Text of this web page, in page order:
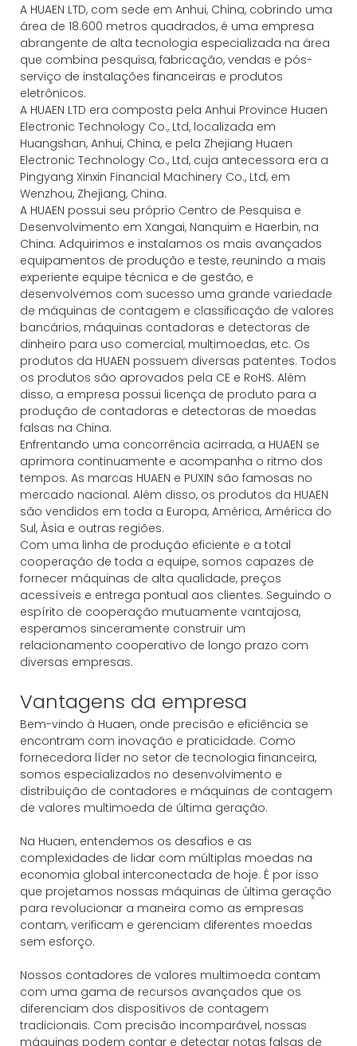
A HUAEN LTD, com sede em Anhui, China, cobrindo uma
área de 18.600 metros quadrados, é uma empresa
abrangente de alta tecnologia especializada na área
que combina pesquisa, fabricação, vendas e pós-
serviço de instalações financeiras e produtos
eletrônicos.
A HUAEN LTD era composta pela Anhui Province Huaen
Electronic Technology Co., Ltd, localizada em
Huangshan, Anhui, China, e pela Zhejiang Huaen
Electronic Technology Co., Ltd, cuja antecessora era a
Pingyang Xinxin Financial Machinery Co., Ltd, em
Wenzhou, Zhejiang, China.
A HUAEN possui seu próprio Centro de Pesquisa e
Desenvolvimento em Xangai, Nanquim e Haerbin, na
China. Adquirimos e instalamos os mais avançados
equipamentos de produção e teste, reunindo a mais
experiente equipe técnica e de gestão, e
desenvolvemos com sucesso uma grande variedade
de máquinas de contagem e classificação de valores
bancários, máquinas contadoras e detectoras de
dinheiro para uso comercial, multimoedas, etc. Os
produtos da HUAEN possuem diversas patentes. Todos
os produtos são aprovados pela CE e RoHS. Além
disso, a empresa possui licença de produto para a
produção de contadoras e detectoras de moedas
falsas na China.
Enfrentando uma concorrência acirrada, a HUAEN se
aprimora continuamente e acompanha o ritmo dos
tempos. As marcas HUAEN e PUXIN são famosas no
mercado nacional. Além disso, os produtos da HUAEN
são vendidos em toda a Europa, América, América do
Sul, Ásia e outras regiões.
Com uma linha de produção eficiente e a total
cooperação de toda a equipe, somos capazes de
fornecer máquinas de alta qualidade, preços
acessíveis e entrega pontual aos clientes. Seguindo o
espírito de cooperação mutuamente vantajosa,
esperamos sinceramente construir um
relacionamento cooperativo de longo prazo com
diversas empresas.
Vantagens da empresa
Bem-vindo à Huaen, onde precisão e eficiência se
encontram com inovação e praticidade. Como
fornecedora líder no setor de tecnologia financeira,
somos especializados no desenvolvimento e
distribuição de contadores e máquinas de contagem
de valores multimoeda de última geração.
Na Huaen, entendemos os desafios e as
complexidades de lidar com múltiplas moedas na
economia global interconectada de hoje. É por isso
que projetamos nossas máquinas de última geração
para revolucionar a maneira como as empresas
contam, verificam e gerenciam diferentes moedas
sem esforço.
Nossos contadores de valores multimoeda contam
com uma gama de recursos avançados que os
diferenciam dos dispositivos de contagem
tradicionais. Com precisão incomparável, nossas
máquinas podem contar e detectar notas falsas de